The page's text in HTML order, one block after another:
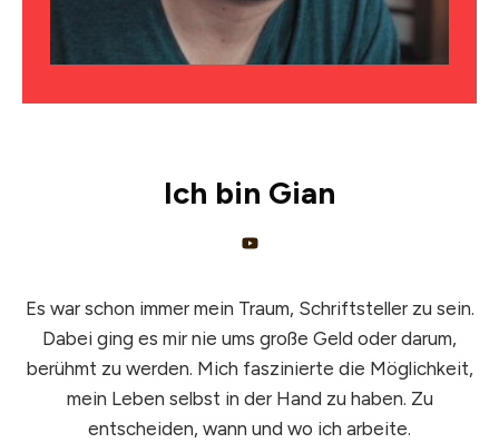
Ich bin Gian
Es war schon immer mein Traum, Schriftsteller zu sein.
Dabei ging es mir nie ums große Geld oder darum,
berühmt zu werden. Mich faszinierte die Möglichkeit,
mein Leben selbst in der Hand zu haben. Zu
entscheiden, wann und wo ich arbeite.